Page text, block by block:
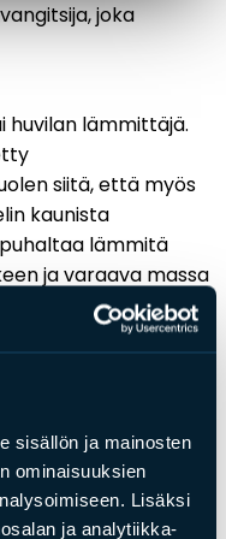
sisällön ja mainosten
ominaisuuksien
Lisäksi
ja analytiikka-
joka
huvilan lämmittäjä.
siitä, että myös
kaunista
lämmitä
ja varaava massa
aina aamuun asti.
erikseen
asennettuna . Koska
myöden hiottu,